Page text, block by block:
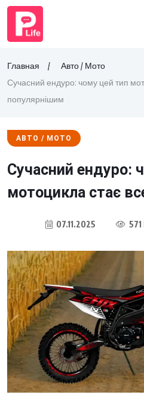
Главная
Авто / Мото
Сучасний ендуро: чому цей тип
популярнішим
АВТО / МОТО
Сучасний ендуро:
мотоцикла стає
07.11.2025